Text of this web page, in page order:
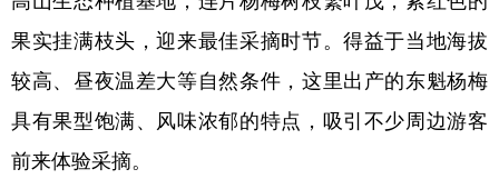
文化 书画 健康 军事
法律 中央文件 汽车
食品
果实挂满枝头，迎来最佳采摘时节。得益于当地海拔
较高、昼夜温差大等自然条件，这里出产的东魁杨梅
具有果型饱满、风味浓郁的特点，吸引不少周边游客
前来体验采摘。